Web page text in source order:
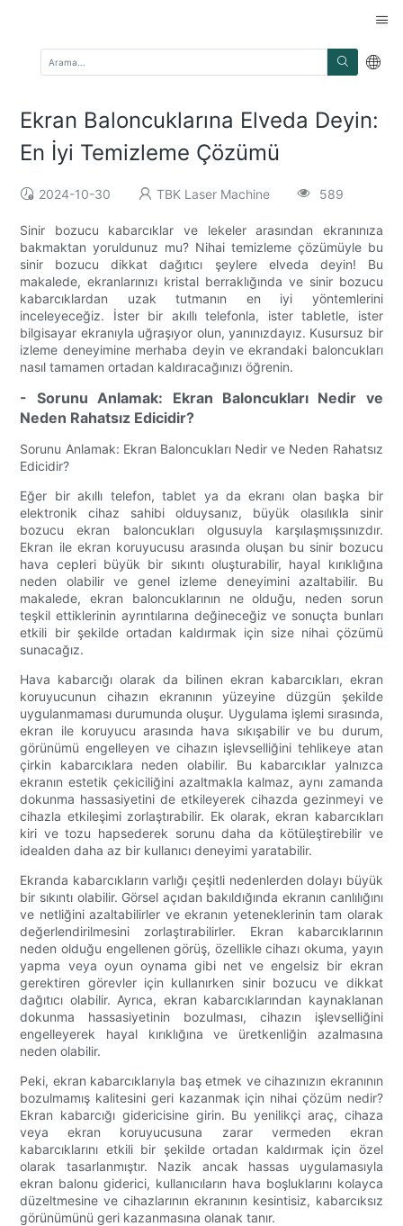
Ekran Baloncuklarına Elveda Deyin:
En İyi Temizleme Çözümü
2024-10-30 TBK Laser Machine 589
Sinir bozucu kabarcıklar ve lekeler arasından ekranınıza
bakmaktan yoruldunuz mu? Nihai temizleme çözümüyle bu
sinir bozucu dikkat dağıtıcı şeylere elveda deyin! Bu
makalede, ekranlarınızı kristal berraklığında ve sinir bozucu
kabarcıklardan uzak tutmanın en iyi yöntemlerini
inceleyeceğiz. İster bir akıllı telefonla, ister tabletle, ister
bilgisayar ekranıyla uğraşıyor olun, yanınızdayız. Kusursuz bir
izleme deneyimine merhaba deyin ve ekrandaki baloncukları
nasıl tamamen ortadan kaldıracağınızı öğrenin.
- Sorunu Anlamak: Ekran Baloncukları Nedir ve
Neden Rahatsız Edicidir?
Sorunu Anlamak: Ekran Baloncukları Nedir ve Neden Rahatsız
Edicidir?
Eğer bir akıllı telefon, tablet ya da ekranı olan başka bir
elektronik cihaz sahibi olduysanız, büyük olasılıkla sinir
bozucu ekran baloncukları olgusuyla karşılaşmışsınızdır.
Ekran ile ekran koruyucusu arasında oluşan bu sinir bozucu
hava cepleri büyük bir sıkıntı oluşturabilir, hayal kırıklığına
neden olabilir ve genel izleme deneyimini azaltabilir. Bu
makalede, ekran baloncuklarının ne olduğu, neden sorun
teşkil ettiklerinin ayrıntılarına değineceğiz ve sonuçta bunları
etkili bir şekilde ortadan kaldırmak için size nihai çözümü
sunacağız.
Hava kabarcığı olarak da bilinen ekran kabarcıkları, ekran
koruyucunun cihazın ekranının yüzeyine düzgün şekilde
uygulanmaması durumunda oluşur. Uygulama işlemi sırasında,
ekran ile koruyucu arasında hava sıkışabilir ve bu durum,
görünümü engelleyen ve cihazın işlevselliğini tehlikeye atan
çirkin kabarcıklara neden olabilir. Bu kabarcıklar yalnızca
ekranın estetik çekiciliğini azaltmakla kalmaz, aynı zamanda
dokunma hassasiyetini de etkileyerek cihazda gezinmeyi ve
cihazla etkileşimi zorlaştırabilir. Ek olarak, ekran kabarcıkları
kiri ve tozu hapsederek sorunu daha da kötüleştirebilir ve
idealden daha az bir kullanıcı deneyimi yaratabilir.
Ekranda kabarcıkların varlığı çeşitli nedenlerden dolayı büyük
bir sıkıntı olabilir. Görsel açıdan bakıldığında ekranın canlılığını
ve netliğini azaltabilirler ve ekranın yeteneklerinin tam olarak
değerlendirilmesini zorlaştırabilirler. Ekran kabarcıklarının
neden olduğu engellenen görüş, özellikle cihazı okuma, yayın
yapma veya oyun oynama gibi net ve engelsiz bir ekran
gerektiren görevler için kullanırken sinir bozucu ve dikkat
dağıtıcı olabilir. Ayrıca, ekran kabarcıklarından kaynaklanan
dokunma hassasiyetinin bozulması, cihazın işlevselliğini
engelleyerek hayal kırıklığına ve üretkenliğin azalmasına
neden olabilir.
Peki, ekran kabarcıklarıyla baş etmek ve cihazınızın ekranının
bozulmamış kalitesini geri kazanmak için nihai çözüm nedir?
Ekran kabarcığı gidericisine girin. Bu yenilikçi araç, cihaza
veya ekran koruyucusuna zarar vermeden ekran
kabarcıklarını etkili bir şekilde ortadan kaldırmak için özel
olarak tasarlanmıştır. Nazik ancak hassas uygulamasıyla
ekran balonu giderici, kullanıcıların hava boşluklarını kolayca
düzeltmesine ve cihazlarının ekranının kesintisiz, kabarcıksız
görünümünü geri kazanmasına olanak tanır.